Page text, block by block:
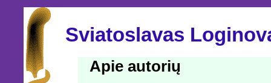
Sviatoslavas
Apie autorių